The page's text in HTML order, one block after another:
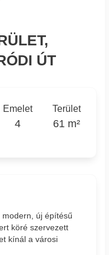
ÚT
Emelet
4
Terület
61 m²
új építésű
köré szervezett
kínál a városi